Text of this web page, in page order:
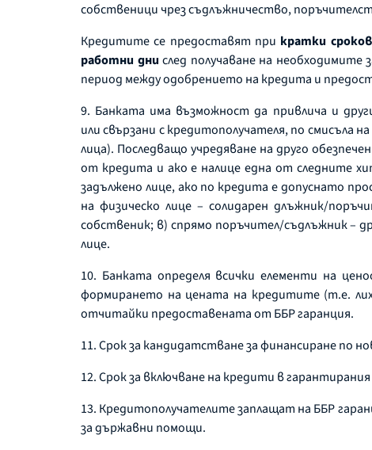
собственици чрез съдлъжничество,
Кредитите се предоставят при кратки
работни дни след получаване на
период между одобрението на кредита и
9. Банката има възможност да привлича и
или свързани с кредитополучателя, по смисъла
лица). Последващо учредяване на друго
от кредита и ако е налице една от следните
задължено лице, ако по кредита е допуснато
на физическо лице – солидарен длъжник/
собственик; в) спрямо поръчител/съдлъжник –
лице.
10. Банката определя всички елементи на
формирането на цената на кредитите (т.е.
отчитайки предоставената от ББР гаранция.
11. Срок за кандидатстване за финансиране по
12. Срок за включване на кредити в
13. Кредитополучателите заплащат на ББР
за държавни помощи.